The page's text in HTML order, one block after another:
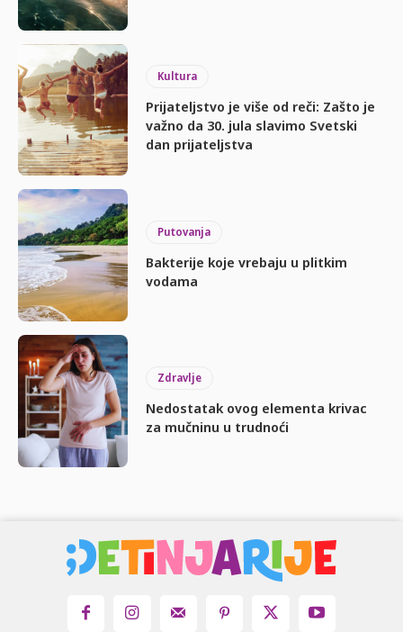
Kultura
Prijateljstvo je više od reči: Zašto je
važno da 30. jula slavimo Svetski
dan prijateljstva
Putovanja
Bakterije koje vrebaju u plitkim
vodama
Zdravlje
Nedostatak ovog elementa krivac
za mučninu u trudnoći